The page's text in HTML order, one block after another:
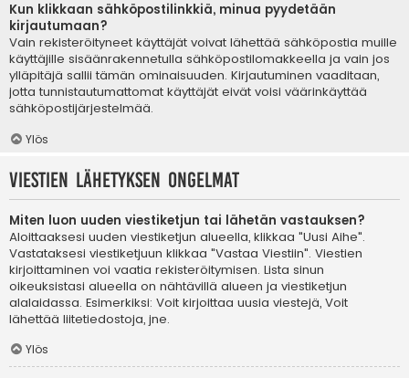
Kun klikkaan sähköpostilinkkiä, minua pyydetään
kirjautumaan?
Vain rekisteröityneet käyttäjät voivat lähettää sähköpostia muille
käyttäjille sisäänrakennetulla sähköpostilomakkeella ja vain jos
ylläpitäjä sallii tämän ominaisuuden. Kirjautuminen vaaditaan,
jotta tunnistautumattomat käyttäjät eivät voisi väärinkäyttää
sähköpostijärjestelmää.
Ylös
Viestien lähetyksen ongelmat
Miten luon uuden viestiketjun tai lähetän vastauksen?
Aloittaaksesi uuden viestiketjun alueella, klikkaa "Uusi Aihe".
Vastataksesi viestiketjuun klikkaa "Vastaa Viestiin". Viestien
kirjoittaminen voi vaatia rekisteröitymisen. Lista sinun
oikeuksistasi alueella on nähtävillä alueen ja viestiketjun
alalaidassa. Esimerkiksi: Voit kirjoittaa uusia viestejä, Voit
lähettää liitetiedostoja, jne.
Ylös